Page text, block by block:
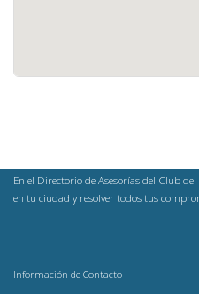
En el Directorio de Asesorías del Club
en tu ciudad y resolver todos tus
Información de Contacto